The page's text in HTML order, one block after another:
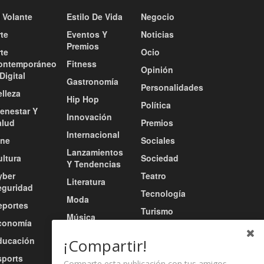
Volante
Y
Estilo De Vida
Eventos Y
Premios
Fitness
Gastronomía
Hip Hop
Innovación
Internacional
Lanzamientos
Y Tendencias
Literatura
Moda
Música
Nacional
Negocio
Noticias
Ocio
Opinión
Personalidades
Política
Premios
Sociales
Sociedad
Teatro
Tecnología
Turismo
Redes
Video
¡Compartir!